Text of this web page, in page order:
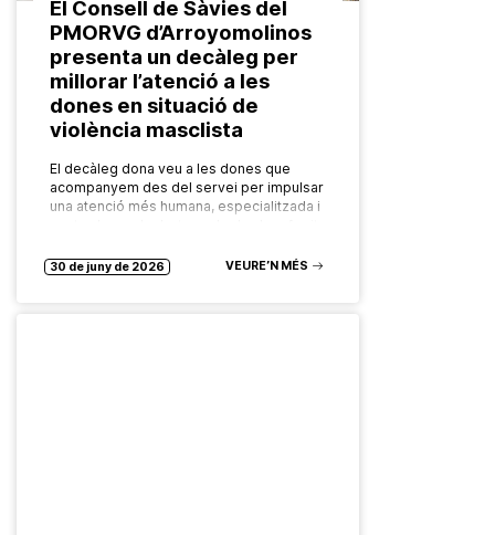
El Consell de Sàvies del
PMORVG d’Arroyomolinos
presenta un decàleg per
millorar l’atenció a les
dones en situació de
violència masclista
El decàleg dona veu a les dones que
acompanyem des del servei per impulsar
una atenció més humana, especialitzada i
30 de juny de 2026 VEURE’N MÉS